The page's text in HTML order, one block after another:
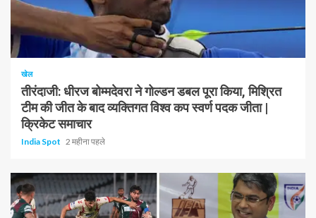
1 न्यूनतम पढ़ा
खेल
तीरंदाजी: धीरज बोम्मदेवरा ने गोल्डन डबल पूरा किया, मिश्रित
टीम की जीत के बाद व्यक्तिगत विश्व कप स्वर्ण पदक जीता |
क्रिकेट समाचार
India Spot 2 महीना पहले